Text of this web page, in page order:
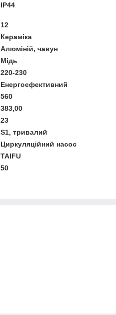
IP44
12
Кераміка
Алюміній, чавун
Мідь
220-230
Енергоефективний
560
383,00
23
S1, тривалий
Циркуляційний насос
TAIFU
50